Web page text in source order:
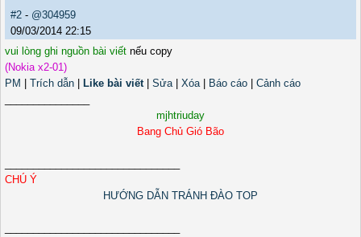
#2 - @304959
09/03/2014 22:15
vui lòng ghi nguồn bài viết nếu copy
(Nokia x2-01)
PM
Trích dẫn Like bài viết| Sửa| Xóa| Báo cáo
Cảnh cáo
mjhtriuday
Bang Chủ Gió Bão
CHÚ Ý
HƯỚNG DẪN TRÁNH ĐÀO TOP